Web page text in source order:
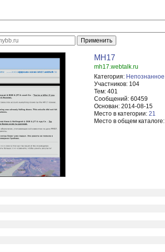
MH17
mh17.webtalk.ru
Категория: Непознанное
Участников: 104
Тем: 401
Сообщений: 60459
Основан: 2014-08-15
Место в категории: 21
Место в общем каталоге: